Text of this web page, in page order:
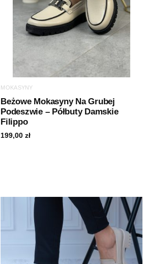
MOKASYNY
Beżowe Mokasyny Na Grubej
Podeszwie – Półbuty Damskie
Filippo
199,00zł